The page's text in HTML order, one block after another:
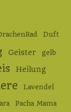
Duft
Geister gelb
Heilung
Lavendel
Pacha Mama